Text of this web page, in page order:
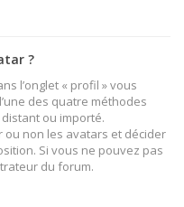
?
l’onglet « profil » vous
des quatre méthodes
ou importé.
ou non les avatars et décider
Si vous ne pouvez pas
du forum.